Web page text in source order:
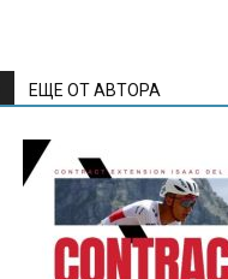
ЕЩЕ ОТ АВТОРА